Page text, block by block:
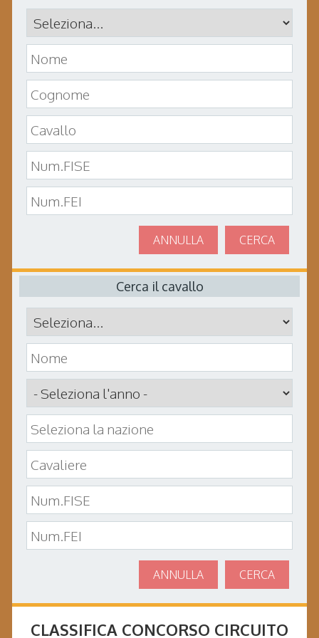
CERCA
ANNULLA
Cerca il cavallo
CERCA
ANNULLA
CLASSIFICA CONCORSO CIRCUITO